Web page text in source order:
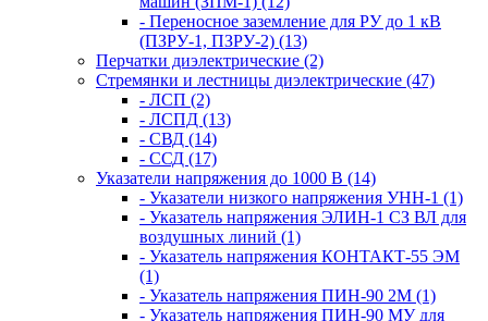
- Переносное заземление для РУ до 1 кВ
(ПЗРУ-1, ПЗРУ-2) (13)
Перчатки диэлектрические (2)
Стремянки и лестницы диэлектрические (47)
- ЛСП (2)
- ЛСПД (13)
- СВД (14)
- ССД (17)
Указатели напряжения до 1000 В (14)
- Указатели низкого напряжения УНН-1 (1)
- Указатель напряжения ЭЛИН-1 СЗ ВЛ для
воздушных линий (1)
- Указатель напряжения КОНТАКТ-55 ЭМ
(1)
- Указатель напряжения ПИН-90 2М (1)
- Указатель напряжения ПИН-90 МУ для